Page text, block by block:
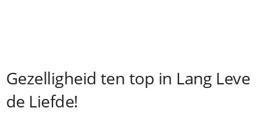
Gezelligheid ten top in Lang Leve
de Liefde!